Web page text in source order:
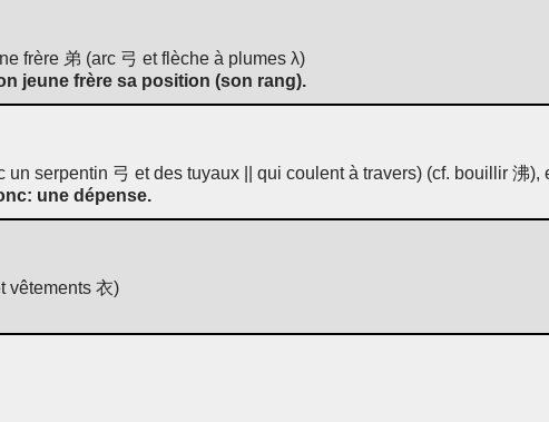
frère 弟 (arc 弓 et flèche à plumes λ)
jeune frère sa position (son rang).
serpentin 弓 et des tuyaux || qui coulent à travers) (cf. bouillir 沸),
une dépense.
vêtements 衣)